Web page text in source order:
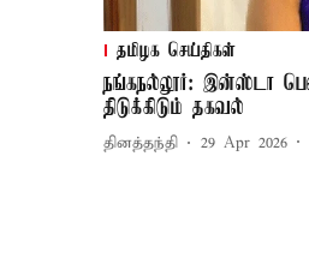
தமிழக செய்திகள்
நங்கநல்லூர்: இன்ஸ்டா
திடுக்கிடும் தகவல்
தினத்தந்தி 29 Apr 2026